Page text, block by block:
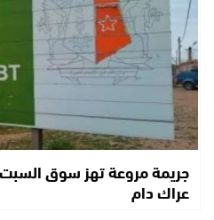
جريمة مروعة تهز سوق
عراك دام